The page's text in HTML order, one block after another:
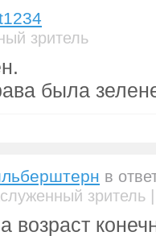
зритель
была
в
зритель
возраст